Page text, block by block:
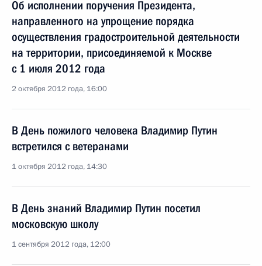
Об исполнении поручения Президента,
направленного на упрощение порядка
осуществления градостроительной деятельности
на территории, присоединяемой к Москве
с 1 июля 2012 года
2 октября 2012 года, 16:00
В День пожилого человека Владимир Путин
встретился с ветеранами
1 октября 2012 года, 14:30
В День знаний Владимир Путин посетил
московскую школу
1 сентября 2012 года, 12:00